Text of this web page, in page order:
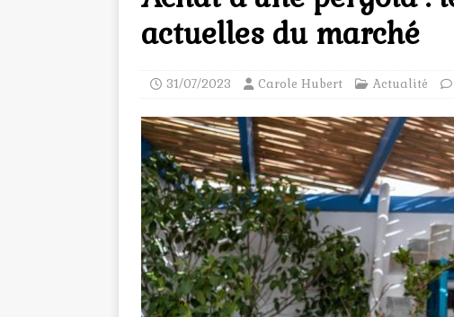
actuelles du marché
31/07/2023 Carole Hubert Actualité